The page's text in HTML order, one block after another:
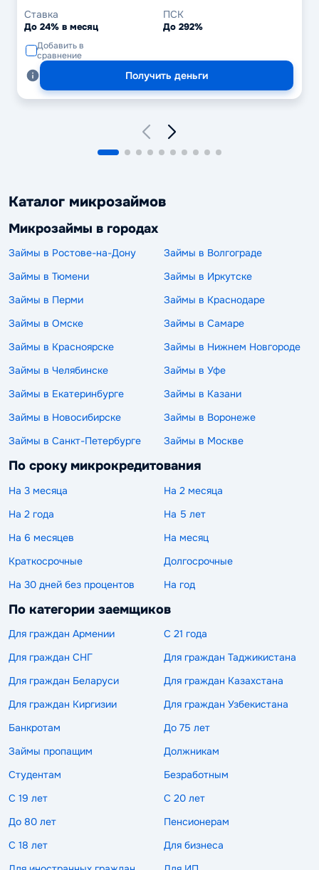
Ставка
До 24% в месяц
ПСК
До 292%
Добавить в
сравнение
Получить деньги
Каталог микрозаймов
Микрозаймы в городах
Займы в Ростове-на-Дону
Займы в Волгограде
Займы в Тюмени
Займы в Иркутске
Займы в Перми
Займы в Краснодаре
Займы в Омске
Займы в Самаре
Займы в Красноярске
Займы в Нижнем Новгороде
Займы в Челябинске
Займы в Уфе
Займы в Екатеринбурге
Займы в Казани
Займы в Новосибирске
Займы в Воронеже
Займы в Санкт-Петербурге
Займы в Москве
По сроку микрокредитования
На 3 месяца
На 2 месяца
На 2 года
На 5 лет
На 6 месяцев
На месяц
Краткосрочные
Долгосрочные
На 30 дней без процентов
На год
По категории заемщиков
Для граждан Армении
С 21 года
Для граждан СНГ
Для граждан Таджикистана
Для граждан Беларуси
Для граждан Казахстана
Для граждан Киргизии
Для граждан Узбекистана
Банкротам
До 75 лет
Займы пропащим
Должникам
Студентам
Безработным
С 19 лет
С 20 лет
До 80 лет
Пенсионерам
С 18 лет
Для бизнеса